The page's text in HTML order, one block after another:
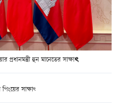
প্রধানমন্ত্রী হুন মানেতের সাক্ষাৎ
সাক্ষাৎ